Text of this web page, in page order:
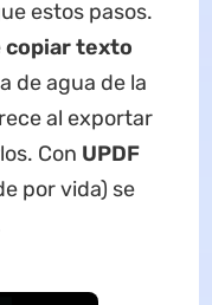
estos pasos.
copiar texto
de agua de la
al exportar
Con UPDF
por vida) se